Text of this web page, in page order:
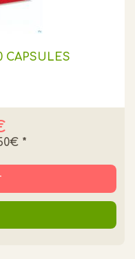
CAPSULES
*